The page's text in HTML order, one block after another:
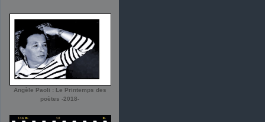
Angèle Paoli : Le Printemps des
poètes -2018-